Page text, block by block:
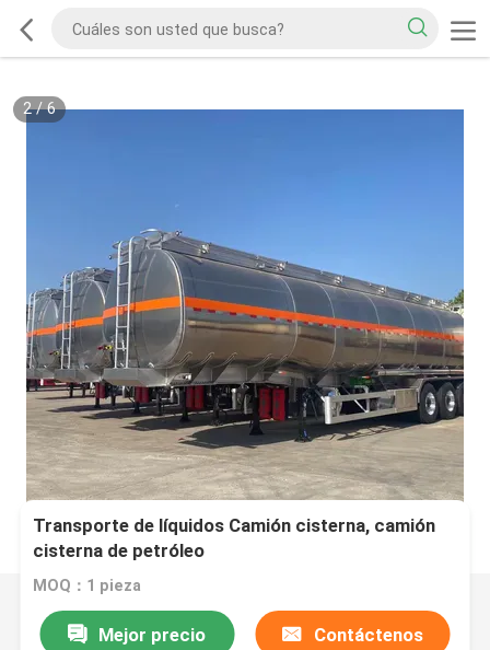
2/6
Transporte de líquidos Camión cisterna, camión
cisterna de petróleo
MOQ：1 pieza
Mejor precio Contáctenos